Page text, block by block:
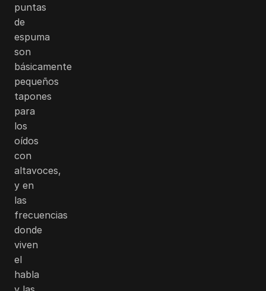
puntas
de
espuma
son
básicamente
pequeños
tapones
para
los
oídos
con
altavoces,
y en
las
frecuencias
donde
viven
el
habla